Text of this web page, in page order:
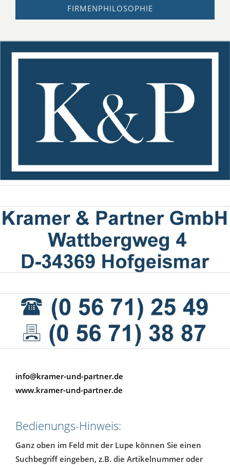
FIRMENPHILOSOPHIE
info@kramer-und-partner.de
www.kramer-und-partner.de
Bedienungs-Hinweis:
Ganz oben im Feld mit der Lupe können Sie einen
Suchbegriff eingeben, z.B. die Artikelnummer oder